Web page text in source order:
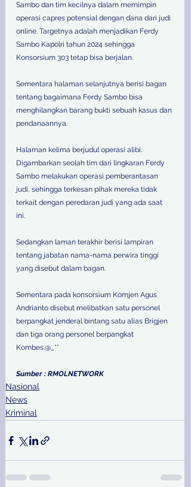
Sambo dan tim kecilnya dalam memimpin
operasi capres potensial dengan dana dari judi
online. Targetnya adalah menjadikan Ferdy
Sambo Kapolri tahun 2024 sehingga
Konsorsium 303 tetap bisa berjalan.
Sementara halaman selanjutnya berisi bagan
tentang bagaimana Ferdy Sambo bisa
menghilangkan barang bukti sebuah kasus dan
pendanaannya.
Halaman kelima berjudul operasi alibi.
Digambarkan seolah tim dari lingkaran Ferdy
Sambo melakukan operasi pemberantasan
judi, sehingga terkesan pihak mereka tidak
terkait dengan peredaran judi yang ada saat
ini.
Sedangkan laman terakhir berisi lampiran
tentang jabatan nama-nama perwira tinggi
yang disebut dalam bagan.
Sementara pada konsorsium Komjen Agus
Andrianto disebut melibatkan satu personel
berpangkat jenderal bintang satu alias Brigjen
dan tiga orang personel berpangkat
Kombes.@_**
Sumber : RMOLNETWORK
Nasional
News
Kriminal